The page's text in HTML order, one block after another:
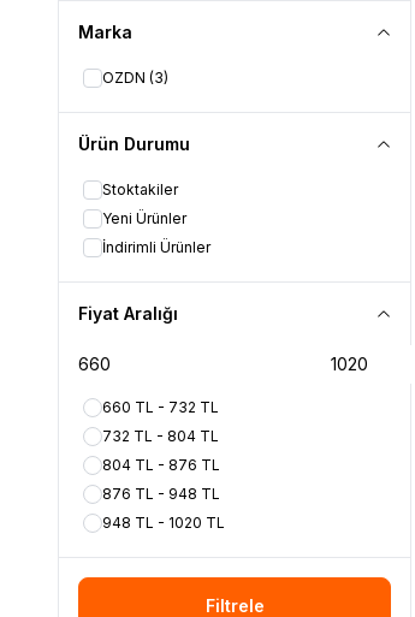
Marka
OZDN (3)
Ürün Durumu
Stoktakiler
Yeni Ürünler
İndirimli Ürünler
Fiyat Aralığı
660 TL - 732 TL
732 TL - 804 TL
804 TL - 876 TL
876 TL - 948 TL
948 TL - 1020 TL
Filtrele